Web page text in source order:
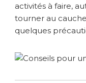
activités à faire,
tourner au
quelques